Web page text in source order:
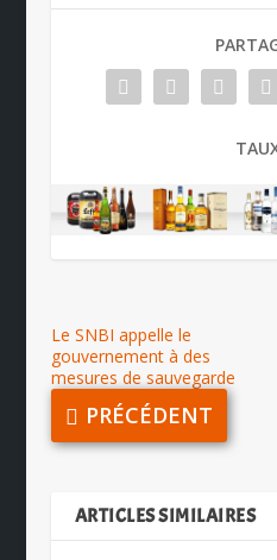
Le SNBI appelle le
gouvernement à des
mesures de sauvegarde
PRÉCÉDENT
ARTICLES SIMILAIRES